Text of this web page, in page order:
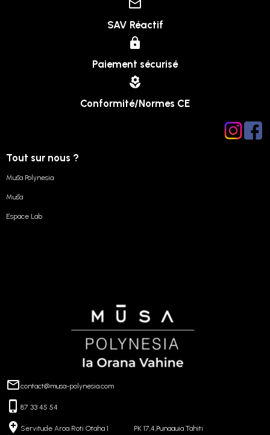
SAV Réactif
Paiement sécurisé
Conformité/Normes CE
Tout sur nous ?
Mūsa Polynesia
Mūsa
Espace Lab
contact@musa-polynesia.com
87 33 45 54
Servitude Aroa Roti Otaha 1 PK 17,4,Punaauia Tahiti